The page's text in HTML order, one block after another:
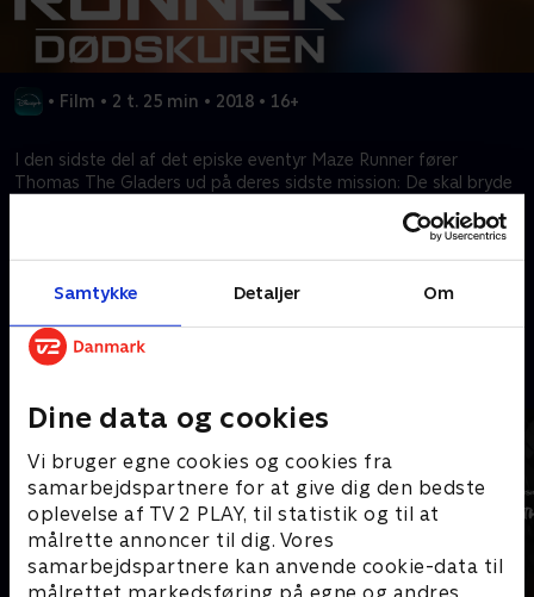
Samtykke Detaljer Om
Dine data og cookies
Vi bruger egne cookies og cookies fra
samarbejdspartnere for at give dig den bedste
oplevelse af TV 2 PLAY, til statistik og til at
målrette annoncer til dig. Vores
samarbejdspartnere kan anvende cookie-data til
• Film • 2 t. 25 min • 2018 • 16+
I den sidste del af det episke eventyr Maze Runner fører
Thomas The Gladers ud på deres sidste mission: De skal bryde
Kræver tilkøb